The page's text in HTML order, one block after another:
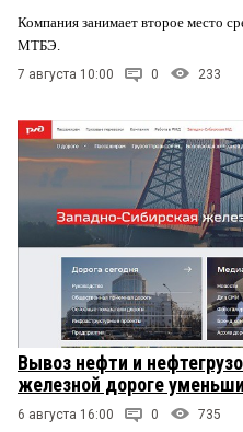
Компания занимает второе место
МТБЭ.
7 августа 10:00 0 233
Вывоз нефти и
железной дороге
6 августа 16:00 0 735